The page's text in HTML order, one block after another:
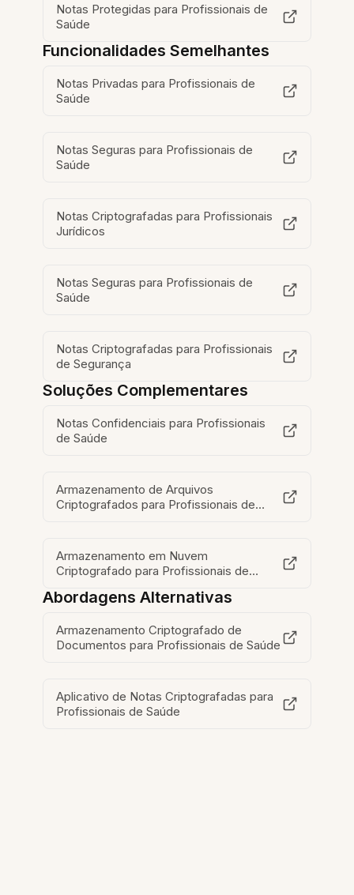
Notas Protegidas para Profissionais de
Saúde
Funcionalidades Semelhantes
Notas Privadas para Profissionais de
Saúde
Notas Seguras para Profissionais de
Saúde
Notas Criptografadas para Profissionais
Jurídicos
Notas Seguras para Profissionais de
Saúde
Notas Criptografadas para Profissionais
de Segurança
Soluções Complementares
Notas Confidenciais para Profissionais
de Saúde
Armazenamento de Arquivos
Criptografados para Profissionais de
Armazenamento em Nuvem
Criptografado para Profissionais de
Abordagens Alternativas
Armazenamento Criptografado de
Documentos para Profissionais de Saúde
Aplicativo de Notas Criptografadas para
Profissionais de Saúde